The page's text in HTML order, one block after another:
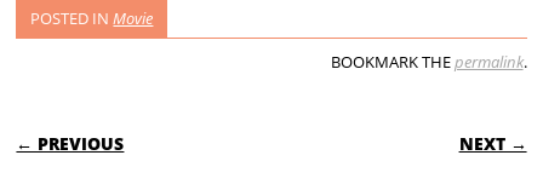
POSTED INMovie
BOOKMARK THEpermalink.
POST NAVIGATION
← PREVIOUS NEXT →